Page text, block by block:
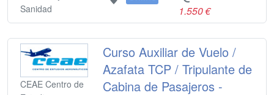
Sanidad
1.550 €
CEAE Centro de
Curso Auxiliar de Vuelo /
Azafata TCP / Tripulante de
Cabina de Pasajeros -